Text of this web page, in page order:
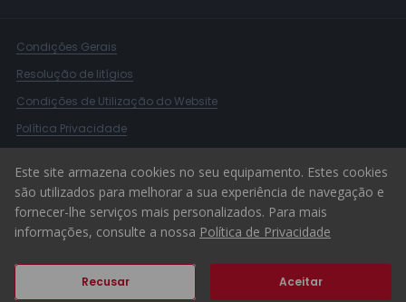
Condições Gerais
Resolução de litígios
Condições de Utilização do Website
Política Privacidade
© 2026 ERA Portugal
Este site armazena cookies no seu equipamento. Estes cookies
são utilizados para melhorar a sua experiência de navegação e
fornecer-lhe serviços mais personalizados. Para mais
informações, consulte a nossa Política de Privacidade
Recusar Aceitar